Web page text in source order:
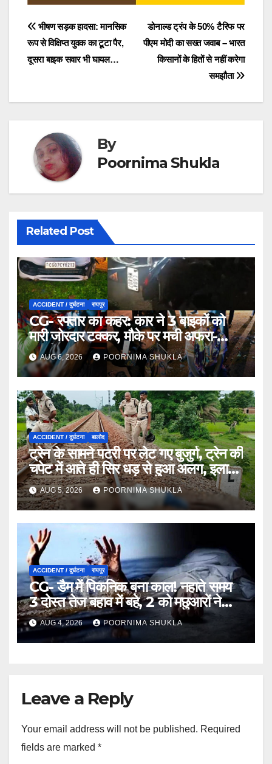
Post
navigation
डोनाल्ड ट्रंप के 50% टैरिफ पर
पीएम मोदी का सख्त जवाब – भारत
किसानों के हितों से नहीं करेगा
समझौता
भीषण सड़क हादसा: मानसिक
रूप से विक्षिप्त युवक का टूटा पैर,
दूसरा बाइक सवार भी घायल…
By
Poornima Shukla
Related Post
ACCIDENT / दुर्घटना रायपुर
CG- रफ्तार का कहर: कार ने 3 बाइकों को
मारी जोरदार टक्कर, मौके पर मची अफरा-
तफरी…
AUG 6, 2026 POORNIMA SHUKLA
ACCIDENT / दुर्घटना बालोद
ट्रेन के सामने पटरी पर लेट गए बुजुर्ग, ट्रेन की
चपेट में आते ही सिर धड़ से हुआ अलग, इलाके
में सनसनी…
AUG 5, 2026 POORNIMA SHUKLA
ACCIDENT / दुर्घटना रायपुर
CG- डैम में पिकनिक बना काल! नहाते समय
3 दोस्त तेज बहाव में बहे, 2 को मछुआरों ने
बचाया, एक लापता…
AUG 4, 2026 POORNIMA SHUKLA
Leave a Reply
Your email address will not be published. Required
fields are marked *